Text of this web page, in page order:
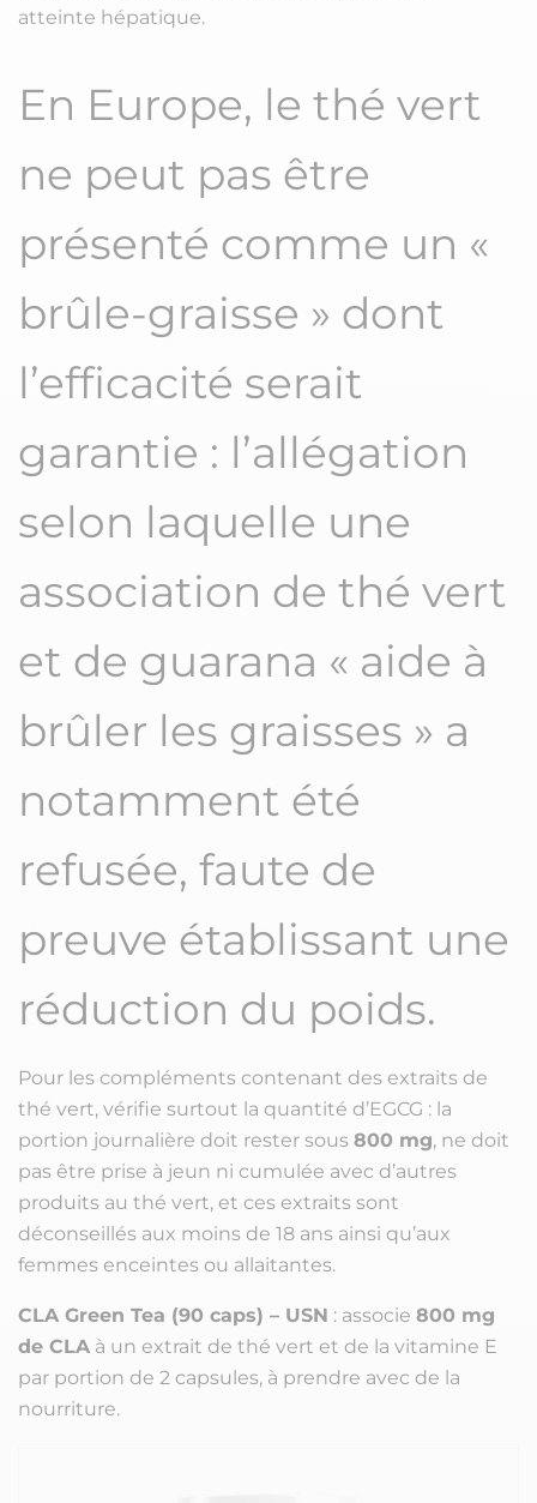
atteinte hépatique.
En Europe, le thé vert
ne peut pas être
présenté comme un «
brûle-graisse » dont
l’efficacité serait
garantie : l’allégation
selon laquelle une
association de thé vert
et de guarana « aide à
brûler les graisses » a
notamment été
refusée, faute de
preuve établissant une
réduction du poids.
Pour les compléments contenant des extraits de
thé vert, vérifie surtout la quantité d’EGCG : la
portion journalière doit rester sous 800 mg, ne doit
pas être prise à jeun ni cumulée avec d’autres
produits au thé vert, et ces extraits sont
déconseillés aux moins de 18 ans ainsi qu’aux
femmes enceintes ou allaitantes.
CLA Green Tea (90 caps) – USN : associe 800 mg
de CLA à un extrait de thé vert et de la vitamine E
par portion de 2 capsules, à prendre avec de la
nourriture.